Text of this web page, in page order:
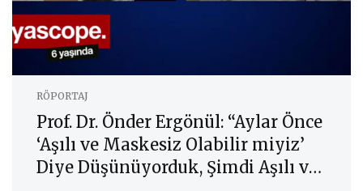
RÖPORTAJ
Prof. Dr. Önder Ergönül: “Aylar Önce
‘Aşılı ve Maskesiz Olabilir miyiz’
Diye Düşünüyorduk, Şimdi Aşılı ve